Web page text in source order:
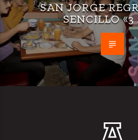
SAN JORGE
SENCILLO «3